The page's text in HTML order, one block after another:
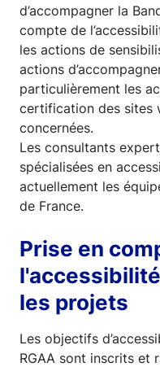
d’accompagner la
compte de
les actions de
actions
particulièrement les
certification des sites
concernées.
Les consultants
spécialisées en
actuellement les
de France.
Prise en
les projets
Les objectifs
RGAA sont inscrits et